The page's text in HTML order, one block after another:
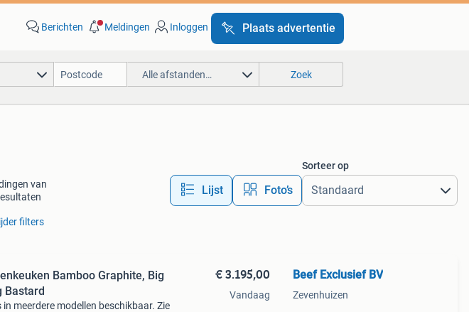
Berichten Meldingen Inloggen Plaats advertentie
Alle afstanden… Zoek
van
Lijst Foto’s
Sorteer op
filters
Bamboo Graphite, Big
Bastard
in meerdere modellen beschikbaar. Zie
€ 3.195,00
Vandaag
Beef Exclusief BV
Zevenhuizen